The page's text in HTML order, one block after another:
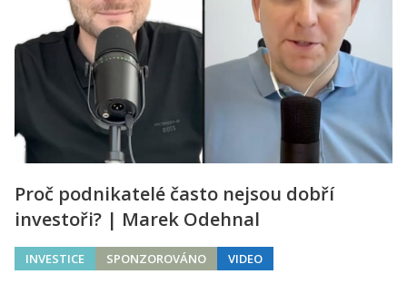
Proč podnikatelé často nejsou dobří
investoři? | Marek Odehnal
INVESTICE SPONZOROVÁNO VIDEO